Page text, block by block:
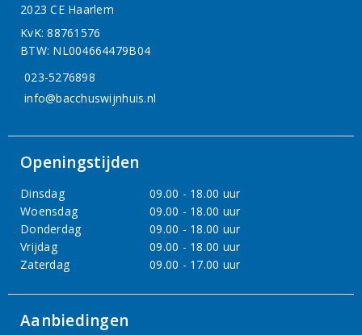
2023 CE Haarlem
KvK: 88761576
BTW: NL004664479B04
023-5276898
info@bacchuswijnhuis.nl
Openingstijden
Dinsdag
09.00 - 18.00 uur
Woensdag
09.00 - 18.00 uur
Donderdag
09.00 - 18.00 uur
Vrijdag
09.00 - 18.00 uur
Zaterdag
09.00 - 17.00 uur
Aanbiedingen